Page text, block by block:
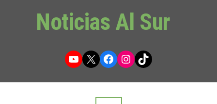
Noticias Al Sur
YouTube
X Facebook
Instagram
TikTok